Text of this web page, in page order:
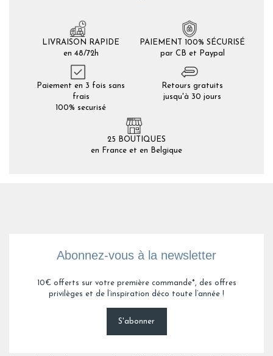
LIVRAISON RAPIDE
en 48/72h
PAIEMENT 100% SÉCURISÉ
par CB et Paypal
Paiement en 3 fois sans
frais
100% securisé
Retours gratuits
jusqu'à 30 jours
25 BOUTIQUES
en France et en Belgique
Abonnez-vous à la newsletter
10€ offerts sur votre première commande*, des offres
privilèges et de l’inspiration déco toute l’année !
S'abonner